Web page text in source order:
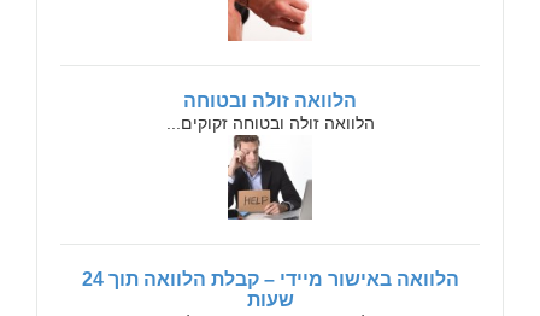
הלוואה זולה ובטוחה
הלוואה זולה ובטוחה זקוקים...
הלוואה באישור מיידי – קבלת הלוואה תוך 24
שעות